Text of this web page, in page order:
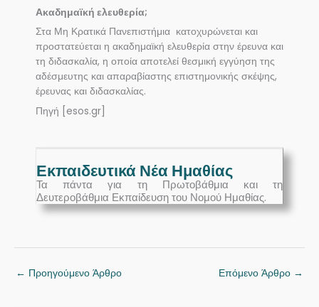
Ακαδημαϊκή ελευθερία;
Στα Μη Κρατικά Πανεπιστήμια κατοχυρώνεται και
προστατεύεται η ακαδημαϊκή ελευθερία στην έρευνα και
τη διδασκαλία, η οποία αποτελεί θεσμική εγγύηση της
αδέσμευτης και απαραβίαστης επιστημονικής σκέψης,
έρευνας και διδασκαλίας.
Πηγή [esos.gr]
Εκπαιδευτικά Νέα Ημαθίας
Τα πάντα για τη Πρωτοβάθμια και τη
Δευτεροβάθμια Εκπαίδευση του Νομού Ημαθίας.
← Προηγούμενο Άρθρο Επόμενο Άρθρο →